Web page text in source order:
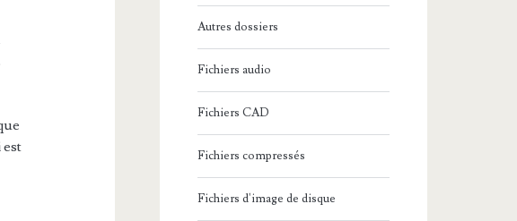
Autres dossiers
Fichiers audio
Fichiers CAD
Fichiers compressés
Fichiers d'image de disque